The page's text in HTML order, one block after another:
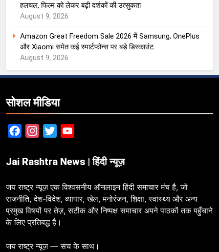
हलचल, फिल्म को लेकर बढ़ी दर्शकों की उत्सुकता
August 9, 2026
Amazon Great Freedom Sale 2026 में Samsung, OnePlus
और Xiaomi समेत कई स्मार्टफोन्स पर बड़े डिस्काउंट
August 9, 2026
सोशल मीडिया
FacebookInstagram
Twitter
Jai Rashtra News | हिंदी न्यूज़
जय राष्ट्र न्यूज़ एक विश्वसनीय ऑनलाइन हिंदी समाचार मंच है, जो
राजनीति, देश-विदेश, व्यापार, खेल, मनोरंजन, शिक्षा, स्वास्थ्य और अन्य
प्रमुख विषयों पर तेज़, सटीक और निष्पक्ष समाचार अपने पाठकों तक पहुँचाने
के लिए प्रतिबद्ध है।
जय राष्ट्र न्यूज़ — सच के साथ।